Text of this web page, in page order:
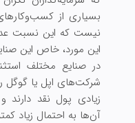
بسیاری از
این مورد، خاص این
در صنایع مختلف
شرکت‌های اپل یا گوگل
زیادی پول نقد